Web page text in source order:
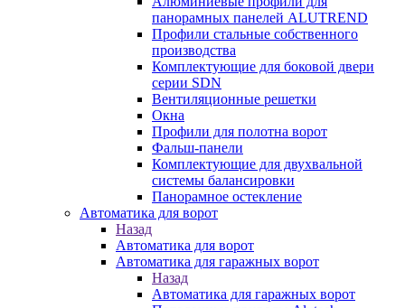
панорамных панелей ALUTREND
Профили стальные собственного
производства
Комплектующие для боковой двери
серии SDN
Вентиляционные решетки
Окна
Профили для полотна ворот
Фальш-панели
Комплектующие для двухвальной
системы балансировки
Панорамное остекление
Автоматика для ворот
Назад
Автоматика для ворот
Автоматика для гаражных ворот
Назад
Автоматика для гаражных ворот